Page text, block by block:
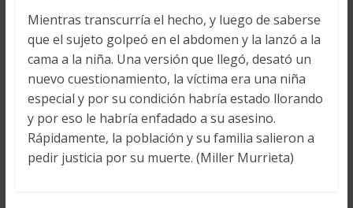
Mientras transcurría el hecho, y luego de saberse
que el sujeto golpeó en el abdomen y la lanzó a la
cama a la niña. Una versión que llegó, desató un
nuevo cuestionamiento, la víctima era una niña
especial y por su condición habría estado llorando
y por eso le habría enfadado a su asesino.
Rápidamente, la población y su familia salieron a
pedir justicia por su muerte. (Miller Murrieta)